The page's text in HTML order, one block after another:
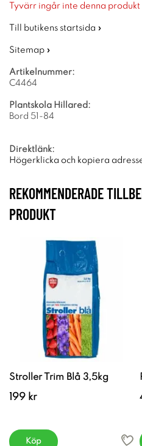
Tyvärr ingår inte denna
Till butikens startsida »
Sitemap »
Artikelnummer:
C4464
Plantskola Hillared:
Bord 51-84
Direktlänk:
Högerklicka och kopiera
REKOMMENDERADE
PRODUKT
Stroller Trim Blå 3,5kg
199 kr
Köp